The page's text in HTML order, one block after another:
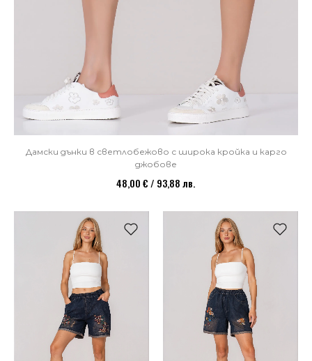
Дамски дънки в светлобежово с широка кройка и карго
джобове
48,00 € / 93,88 лв.